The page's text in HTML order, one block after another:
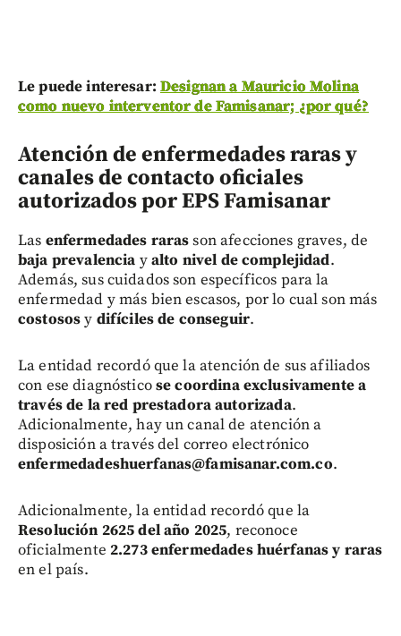
Le puede interesar: Designan a Mauricio Molina
como nuevo interventor de Famisanar; ¿por qué?
Atención de enfermedades raras y
canales de contacto oficiales
autorizados por EPS Famisanar
Las enfermedades rarasson afecciones graves, de
baja prevalencia yalto nivel de complejidad.
Además, sus cuidados son específicos para la
enfermedad y más bien escasos, por lo cual son más
costososy difíciles de conseguir.
La entidad recordó que la atención de sus afiliados
con ese diagnósticose coordina exclusivamente a
través de la red prestadora autorizada.
Adicionalmente, hay un canal de atención a
disposición a través del correo electrónico
enfermedadeshuerfanas@famisanar.com.co.
Adicionalmente, la entidad recordó que la
Resolución 2625 del año 2025, reconoce
oficialmente 2.273 enfermedades huérfanas y raras
en el país.